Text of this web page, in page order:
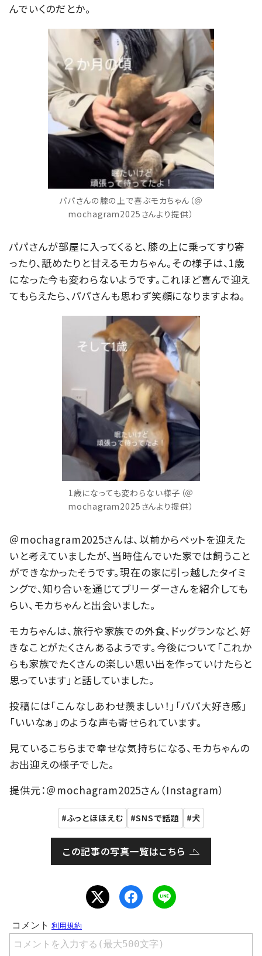
んでいくのだとか。
パパさんの膝の上で喜ぶモカちゃん（＠
mochagram2025さんより提供）
パパさんが部屋に入ってくると、膝の上に乗ってすり寄
ったり、舐めたりと甘えるモカちゃん。その様子は、1歳
になった今も変わらないようです。これほど喜んで迎え
てもらえたら、パパさんも思わず笑顔になりますよね。
1歳になっても変わらない様子（＠
mochagram2025さんより提供）
＠mochagram2025さんは、以前からペットを迎えた
いと考えていましたが、当時住んでいた家では飼うこと
ができなかったそうです。現在の家に引っ越したタイミ
ングで、知り合いを通じてブリーダーさんを紹介しても
らい、モカちゃんと出会いました。
モカちゃんは、旅行や家族での外食、ドッグランなど、好
きなことがたくさんあるようです。今後について「これか
らも家族でたくさんの楽しい思い出を作っていけたらと
思っています」と話していました。
投稿には「こんなしあわせ羨ましい！」「パパ大好き感」
「いいなぁ」のような声も寄せられています。
見ているこちらまで幸せな気持ちになる、モカちゃんの
お出迎えの様子でした。
提供元：＠mochagram2025さん（Instagram）
ふっとほほえむ SNSで話題 犬
この記事の写真一覧はこちら